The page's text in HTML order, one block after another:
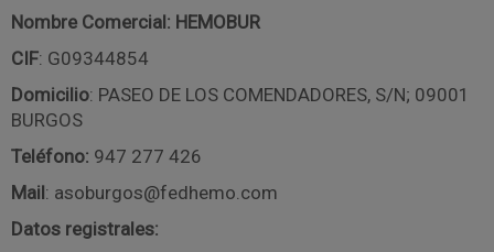
Nombre Comercial: HEMOBUR
CIF: G09344854
Domicilio: PASEO DE LOS COMENDADORES, S/N; 09001
BURGOS
Teléfono: 947 277 426
Mail: asoburgos@fedhemo.com
Datos registrales: